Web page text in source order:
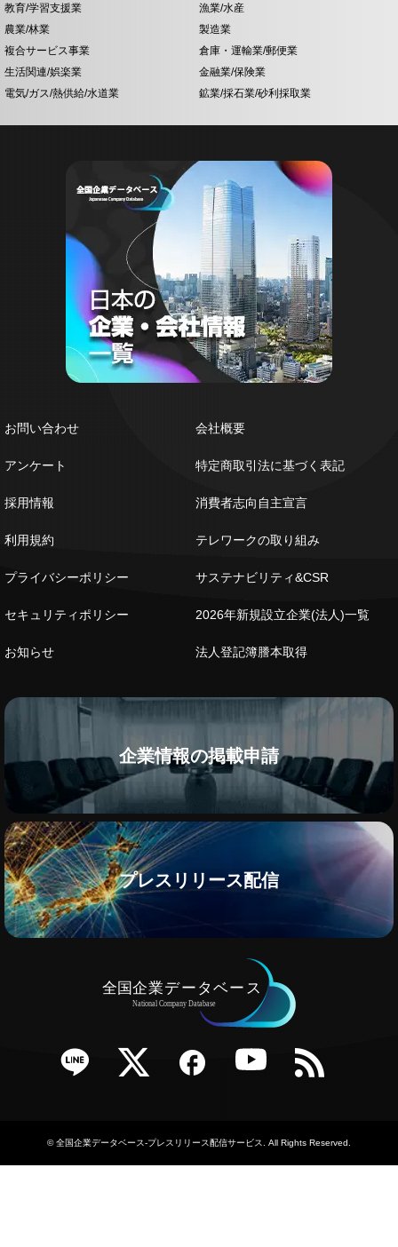
教育/学習支援業
漁業/水産
農業/林業
製造業
複合サービス事業
倉庫・運輸業/郵便業
生活関連/娯楽業
金融業/保険業
電気/ガス/熱供給/水道業
鉱業/採石業/砂利採取業
お問い合わせ
アンケート
採用情報
利用規約
プライバシーポリシー
セキュリティポリシー
お知らせ
会社概要
特定商取引法に基づく表記
消費者志向自主宣言
テレワークの取り組み
サステナビリティ&CSR
2026年新規設立企業(法人)一覧
法人登記簿謄本取得
企業情報の掲載申請
プレスリリース配信
Twitter Facebook YouTube RSS
©全国企業データベース-プレスリリース配信サービス . All Rights Reserved.